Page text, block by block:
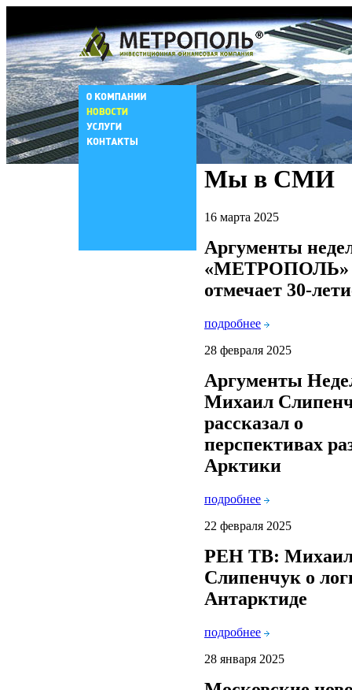
Мы в СМИ
16 марта 2025
Аргументы
«МЕТРОПОЛЬ»
отмечает 30-
подробнее
28 февраля 2025
Аргументы
Михаил
рассказал о
перспективах
Арктики
подробнее
22 февраля 2025
РЕН ТВ:
Слипенчук о
Антарктиде
подробнее
28 января 2025